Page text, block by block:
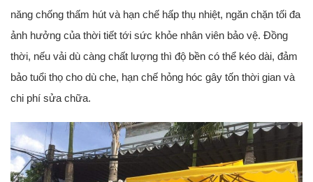
năng chống thấm hút và hạn chế hấp thụ nhiệt, ngăn chặn tối đa
ảnh hưởng của thời tiết tới sức khỏe nhân viên bảo vệ. Đồng
thời, nếu vải dù càng chất lượng thì độ bền có thể kéo dài, đảm
bảo tuổi thọ cho dù che, hạn chế hỏng hóc gây tốn thời gian và
chi phí sửa chữa.